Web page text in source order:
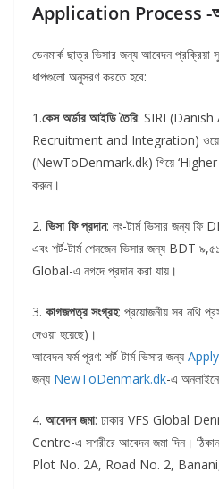
Application Process -
ডেনমার্ক ছাত্র ভিসার জন্য আবেদন প্রক্রিয়া
ধাপগুলো অনুসরণ করতে হবে:
1.কেস অর্ডার আইডি তৈরি: SIRI
Recruitment and Integration)
(NewToDenmark.dk) গিয়ে ‘Higher
করুন।
2. ভিসা ফি প্রদান: লং-টার্ম ভিসার জন্য
এবং শর্ট-টার্ম শেনজেন ভিসার জন্য BDT
Global-এ নগদে প্রদান করা যায়।
3. কাগজপত্র সংগ্রহ: প্রয়োজনীয় সব নথি
দেওয়া হয়েছে)।
আবেদন ফর্ম পূরণ: শর্ট-টার্ম ভিসার জন্য
জন্য NewToDenmark.dk-এ
4. আবেদন জমা: ঢাকার VFS Global
Centre-এ সশরীরে আবেদন জমা দিন।
Plot No. 2A, Road No. 2,